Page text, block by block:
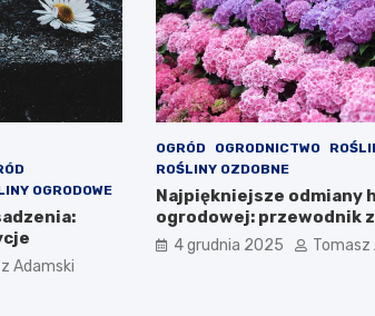
OGRODOWE
Adamski
OGRÓD OGRODNICTWO
ROŚLINY OZDOBNE
Najpiękniejsze odmiany
ogrodowej: przewodnik
4 grudnia 2025 Tomasz